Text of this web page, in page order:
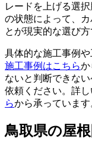
レードを上げる選
の状態によって、
とが現実的な選び方
具体的な施工事例や
施工事例はこちらか
ないと判断できな
依頼ください。詳
らから承っています
鳥取県の屋